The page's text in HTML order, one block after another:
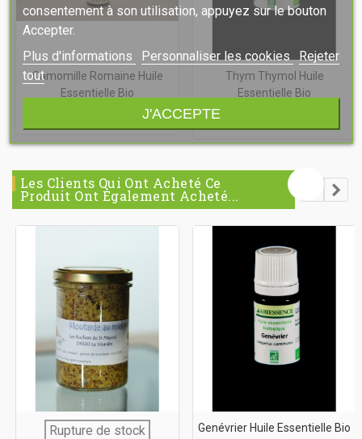
Camomille Romaine Huile
Essentielle Bio
Thym Thymol Huile
Essentielle Bio
Les Clients Qui Ont Acheté Ce
Produit Ont Également Acheté...
Rupture de stock Genévrier Huile Essentielle Bio
consentement à son utilisation, appuyez sur le bouton
Accepter.
Plus d'informations
Personnaliser les cookies Rejeter
tout
J'ACCEPTE